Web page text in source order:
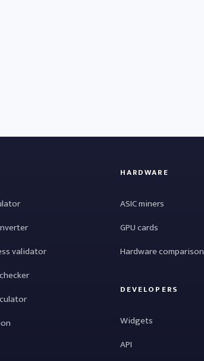
validator
HARDWARE
ASIC miners
GPU cards
Hardware comparison
DEVELOPERS
Widgets
API